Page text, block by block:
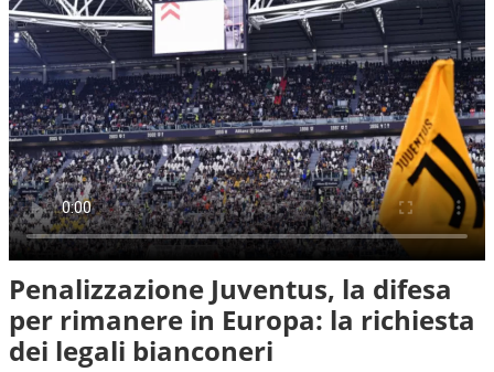
Penalizzazione Juventus, la difesa
per rimanere in Europa: la richiesta
dei legali bianconeri